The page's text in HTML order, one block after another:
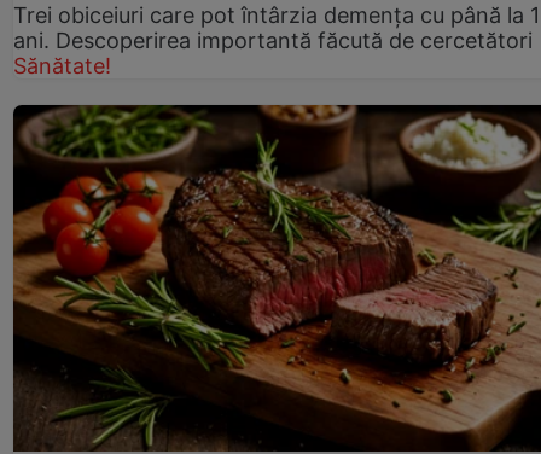
Trei obiceiuri care pot întârzia demența cu până la
ani. Descoperirea importantă făcută de cercetători
Sănătate!